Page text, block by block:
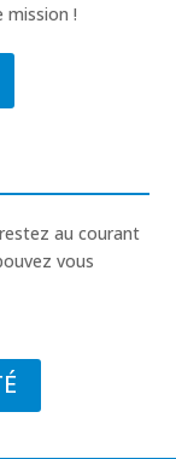
mission !
au courant
vous